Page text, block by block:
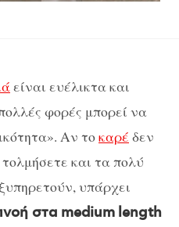
είναι ευέλικτα και
φορές μπορεί να
Αν τοκαρέ δεν
και τα πολύ
υπάρχει
στα medium length